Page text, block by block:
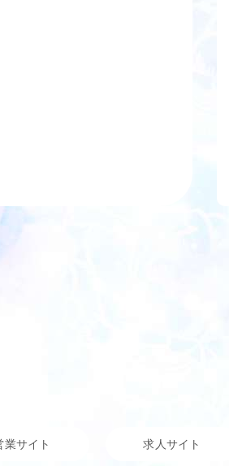
業サイト 求人サイト